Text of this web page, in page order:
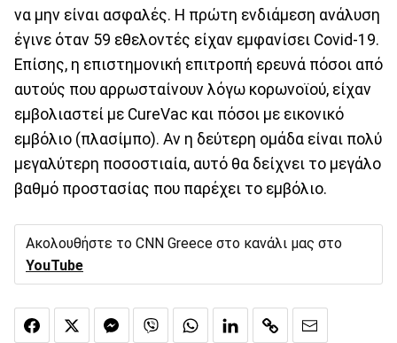
να μην είναι ασφαλές. Η πρώτη ενδιάμεση ανάλυση
έγινε όταν 59 εθελοντές είχαν εμφανίσει Covid-19.
Επίσης, η επιστημονική επιτροπή ερευνά πόσοι από
αυτούς που αρρωσταίνουν λόγω κορωνοϊού, είχαν
εμβολιαστεί με CureVac και πόσοι με εικονικό
εμβόλιο (πλασίμπο). Αν η δεύτερη ομάδα είναι πολύ
μεγαλύτερη ποσοστιαία, αυτό θα δείχνει το μεγάλο
βαθμό προστασίας που παρέχει το εμβόλιο.
Ακολουθήστε το CNN Greece στο κανάλι μας στο
YouTube